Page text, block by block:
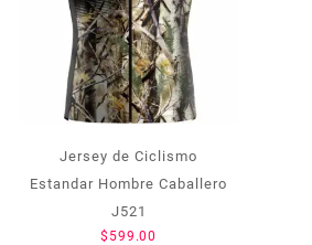
página
de
producto
Jersey de Ciclismo
Estandar Hombre Caballero
J521
$ 599.00